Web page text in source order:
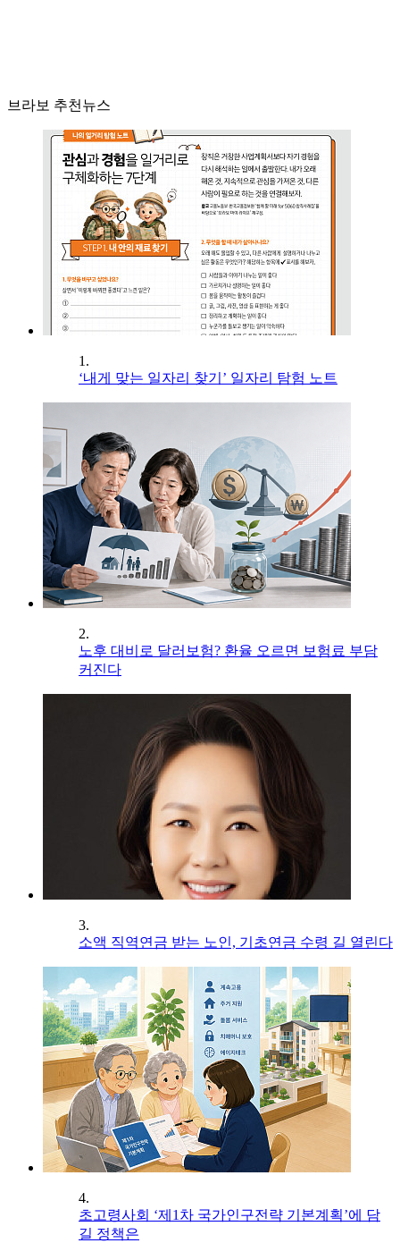
브라보 추천뉴스
1.
‘내게 맞는 일자리 찾기’ 일자리 탐험 노트
2.
노후 대비로 달러보험? 환율 오르면 보험료 부담
커진다
3.
소액 직역연금 받는 노인, 기초연금 수령 길 열린다
4.
초고령사회 ‘제1차 국가인구전략 기본계획’에 담
길 정책은